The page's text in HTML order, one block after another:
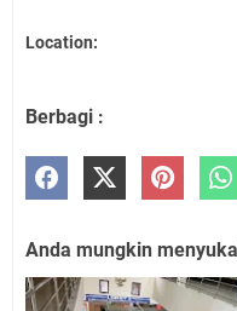
Location:
Berbagi :
Anda mungkin